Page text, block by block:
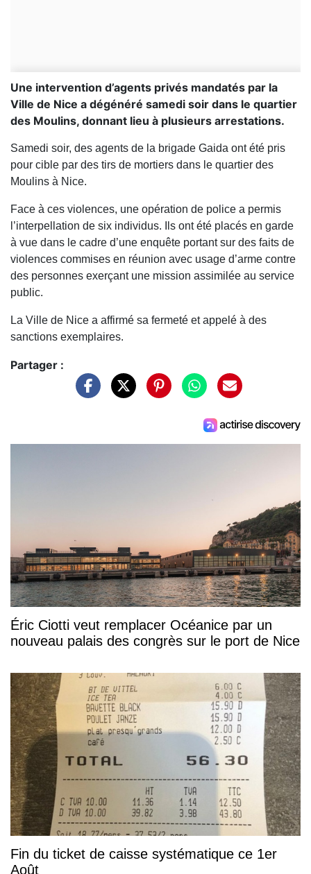
Une intervention d’agents privés mandatés par la
Ville de Nice a dégénéré samedi soir dans le quartier
des Moulins, donnant lieu à plusieurs arrestations.
Samedi soir, des agents de la brigade Gaida ont été pris
pour cible par des tirs de mortiers dans le quartier des
Moulins à Nice.
Face à ces violences, une opération de police a permis
l’interpellation de six individus. Ils ont été placés en garde
à vue dans le cadre d’une enquête portant sur des faits de
violences commises en réunion avec usage d’arme contre
des personnes exerçant une mission assimilée au service
public.
La Ville de Nice a affirmé sa fermeté et appelé à des
sanctions exemplaires.
Partager :
Éric Ciotti veut remplacer Océanice par un
nouveau palais des congrès sur le port de Nice
Fin du ticket de caisse systématique ce 1er
Août